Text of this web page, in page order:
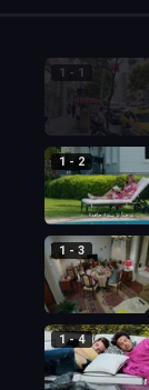
1 - 1
1 - 2
1 - 3
1 - 4